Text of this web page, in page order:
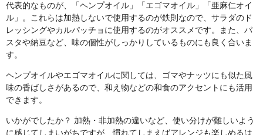
代表的なものが、「ヘンプオイル」「エゴマオイル」「亜麻仁オイ
ル」。これらは加熱しないで使用するのが鉄則なので、サラダのド
レッシングやカルパッチョに使用するのがオススメです。また、パ
スタや納豆など、味の個性がしっかりしているものにも良く合いま
す。
ヘンプオイルやエゴマオイルに関しては、ゴマやナッツにも似た風
味の香ばしさがあるので、和え物などの和食のアクセントにも活用
できます。
いかがでしたか？ 加熱・非加熱の違いなど、使い分けが難しいよう
に感じてしまいがちですが、慣れてしまえばアレンジも楽しめるは